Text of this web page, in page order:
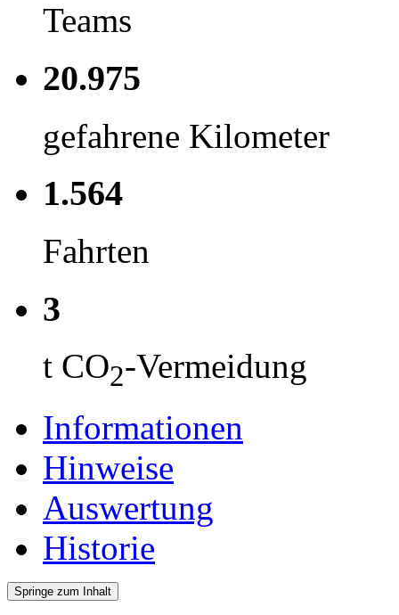
Teams
20.975
gefahrene Kilometer
1.564
Fahrten
3
t CO2-Vermeidung
Informationen
Hinweise
Auswertung
Historie
Springe zum Inhalt